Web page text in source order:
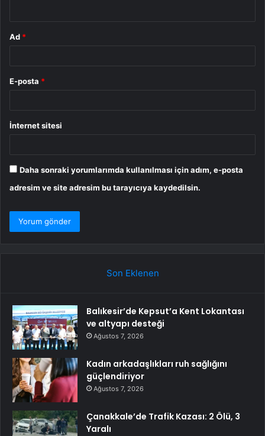
Ad *
E-posta *
İnternet sitesi
Daha sonraki yorumlarımda kullanılması için adım, e-posta
adresim ve site adresim bu tarayıcıya kaydedilsin.
Son Eklenen
Balıkesir’de Kepsut’a Kent Lokantası
ve altyapı desteği
Ağustos 7, 2026
Kadın arkadaşlıkları ruh sağlığını
güçlendiriyor
Ağustos 7, 2026
Çanakkale’de Trafik Kazası: 2 Ölü, 3
Yaralı